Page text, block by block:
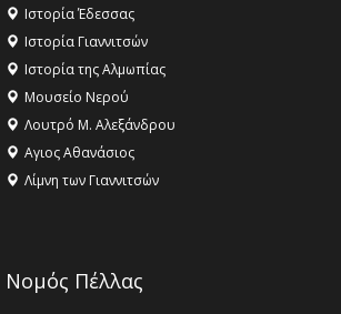
Ιστορία Έδεσσας
Ιστορία Γιαννιτσών
Ιστορία της Αλμωπίας
Μουσείο Νερού
Λουτρό Μ. Αλεξάνδρου
Αγιος Αθανάσιος
Λίμνη των Γιαννιτσών
Νομός Πέλλας